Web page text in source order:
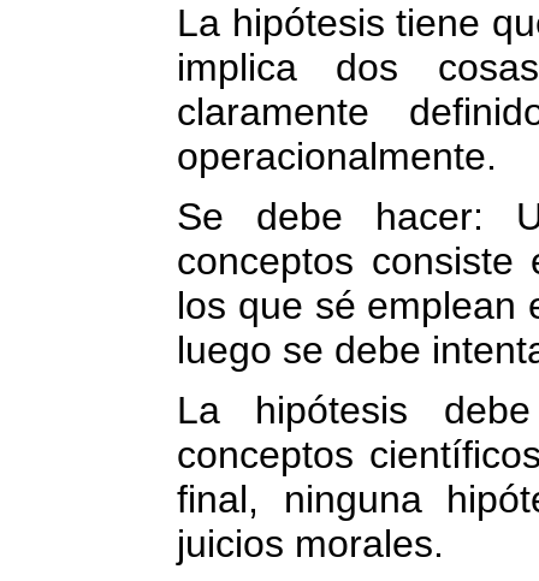
La hipótesis tiene
implica dos
claramente
operacionalmente.
Se debe hacer:
conceptos
los que sé emplean
luego se debe
La hipótesis
conceptos
final, ninguna
juicios morales.